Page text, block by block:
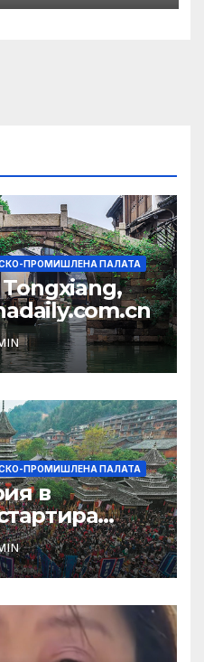
ПРОМИШЛЕНА ПАЛАТА
ПРОМИШЛЕНА ПАЛАТА
в